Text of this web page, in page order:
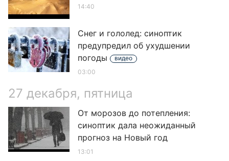
14:40
Снег и гололед: синоптик
предупредил об ухудшении
погоды
видео
03:00
27 декабря, пятница
От морозов до потепления:
синоптик дала неожиданный
прогноз на Новый год
13:01